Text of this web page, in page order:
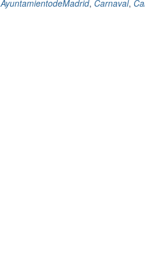
AyuntamientodeMadrid, Carnaval,